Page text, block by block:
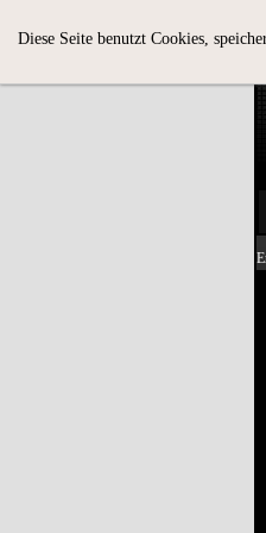
Diese Seite benutzt Cookies,